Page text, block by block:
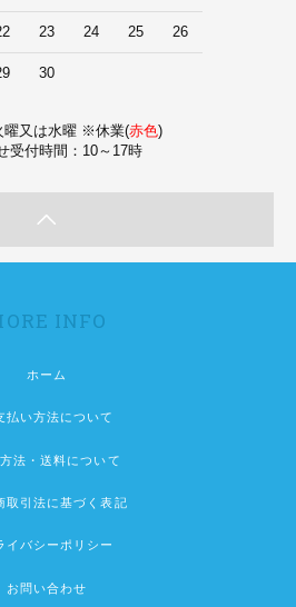
23 24 25 26
30
曜又は水曜 ※休業(赤色)
受付時間：10～17時
INFO
ホーム
払い方法について
法・送料について
取引法に基づく表記
イバシーポリシー
お問い合わせ